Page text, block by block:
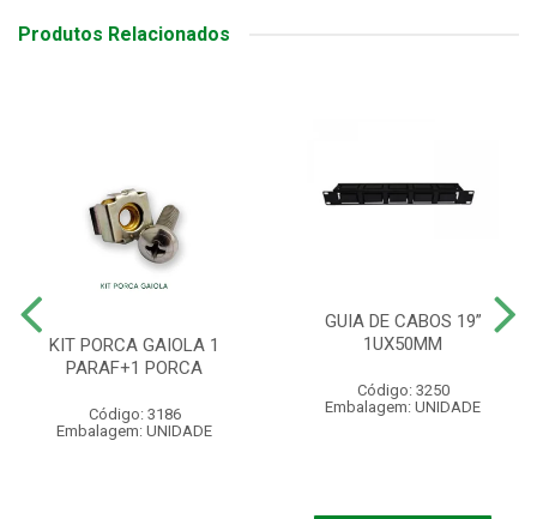
Produtos Relacionados
KIT PORCA GAIOLA 1
PARAF+1 PORCA
Código: 3186
Embalagem: UNIDADE
GUIA DE CABOS 19”
1UX50MM
Código: 3250
Embalagem: UNIDADE